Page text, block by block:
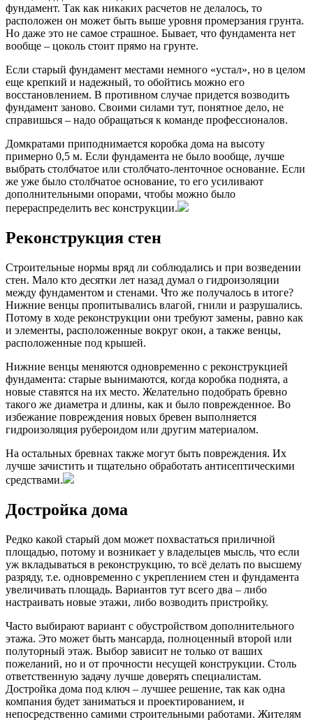
фундамент. Так как никаких расчетов не делалось, то
расположен он может быть выше уровня промерзания грунта.
Но даже это не самое страшное. Бывает, что фундамента нет
вообще – цоколь стоит прямо на грунте.
Если старый фундамент местами немного «устал», но в целом
еще крепкий и надежный, то обойтись можно его
восстановлением. В противном случае придется возводить
фундамент заново. Своими силами тут, понятное дело, не
справишься – надо обращаться к команде профессионалов.
Домкратами приподнимается коробка дома на высоту
примерно 0,5 м. Если фундамента не было вообще, лучше
выбрать столбчатое или столбчато-ленточное основание. Если
же уже было столбчатое основание, то его усиливают
дополнительными опорами, чтобы можно было
перераспределить вес конструкции.
Реконструкция стен
Строительные нормы вряд ли соблюдались и при возведении
стен. Мало кто десятки лет назад думал о гидроизоляции
между фундаментом и стенами. Что же получалось в итоге?
Нижние венцы пропитывались влагой, гнили и разрушались.
Потому в ходе реконструкции они требуют замены, равно как
и элементы, расположенные вокруг окон, а также венцы,
расположенные под крышей.
Нижние венцы меняются одновременно с реконструкцией
фундамента: старые вынимаются, когда коробка поднята, а
новые ставятся на их место. Желательно подобрать бревно
такого же диаметра и длины, как и было поврежденное. Во
избежание повреждения новых бревен выполняется
гидроизоляция рубероидом или другим материалом.
На остальных бревнах также могут быть повреждения. Их
лучше зачистить и тщательно обработать антисептическими
средствами.
Достройка дома
Редко какой старый дом может похвастаться приличной
площадью, потому и возникает у владельцев мысль, что если
уж вкладываться в реконструкцию, то всё делать по высшему
разряду, т.е. одновременно с укреплением стен и фундамента
увеличивать площадь. Вариантов тут всего два – либо
настраивать новые этажи, либо возводить пристройку.
Часто выбирают вариант с обустройством дополнительного
этажа. Это может быть мансарда, полноценный второй или
полуторный этаж. Выбор зависит не только от ваших
пожеланий, но и от прочности несущей конструкции. Столь
ответственную задачу лучше доверять специалистам.
Достройка дома под ключ – лучшее решение, так как одна
компания будет заниматься и проектированием, и
непосредственно самими строительными работами. Жителям